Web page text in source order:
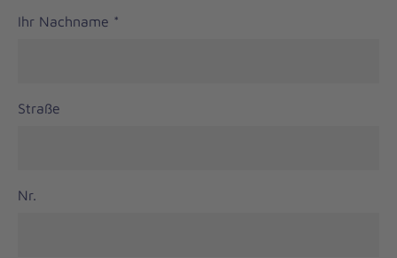
Ihr Nachname *
Straße
Nr.